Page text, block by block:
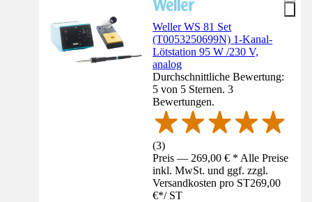
Weller WS 81 Set
(T0053250699N) 1-Kanal-
Lötstation 95 W /230 V,
analog
Durchschnittliche Bewertung:
5 von 5 Sternen. 3
Bewertungen.
(3)
Preis — 269,00 € * Alle Preise
inkl. MwSt. und ggf. zzgl.
Versandkosten pro ST269,00
€*/ ST